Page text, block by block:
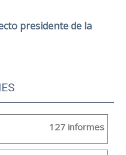
presidente de la
127 informes